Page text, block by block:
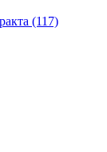
(117)